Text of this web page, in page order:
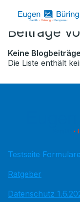
Beiträge
Keine Blogbeiträge
Die Liste enthält
Testseite Formulare
Ratgeber
Datenschutz